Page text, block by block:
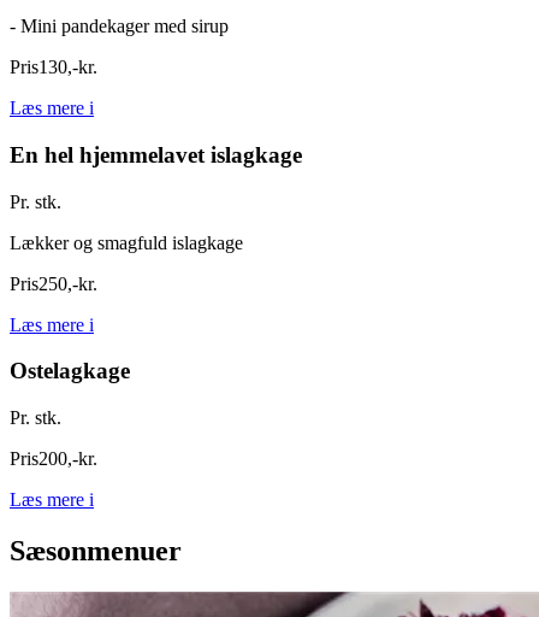
- Mini pandekager med sirup
Pris130,-kr.
Læs mere i
En hel hjemmelavet islagkage
Pr. stk.
Lækker og smagfuld islagkage
Pris250,-kr.
Læs mere i
Ostelagkage
Pr. stk.
Pris200,-kr.
Læs mere i
Sæsonmenuer